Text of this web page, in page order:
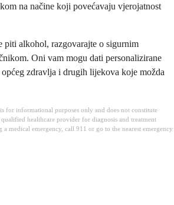
na načine koji povećavaju vjerojatnost
piti alkohol, razgovarajte o sigurnim
Oni vam mogu dati personalizirane
općeg zdravlja i drugih lijekova koje možda
for informational purposes only and does not constitute
healthcare provider for diagnosis and treatment
medical emergency, call 911 or go to the nearest emergency